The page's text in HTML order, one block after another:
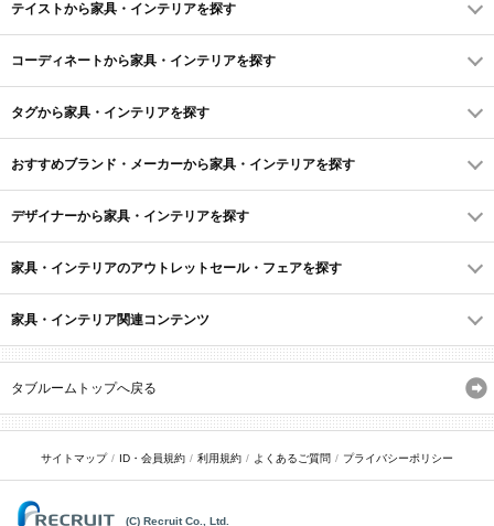
テイストから家具・インテリアを探す
コーディネートから家具・インテリアを探す
タグから家具・インテリアを探す
おすすめブランド・メーカーから家具・インテリアを探す
デザイナーから家具・インテリアを探す
家具・インテリアのアウトレットセール・フェアを探す
家具・インテリア関連コンテンツ
タブルームトップへ戻る
サイトマップ ID・会員規約 利用規約 よくあるご質問 プライバシーポリシー
(C) Recruit Co., Ltd.